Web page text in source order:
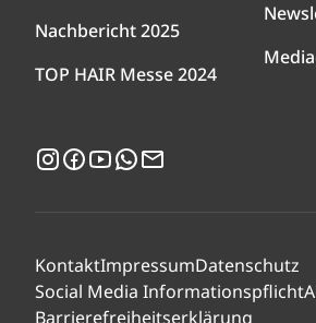
Nachbericht 2025
TOP HAIR Messe 2024
Instagram
Facebook
YouTubeWhatsApp
KontaktImpressumDatenschutz
Social Media Informationspflicht
Barrierefreiheitserklärung